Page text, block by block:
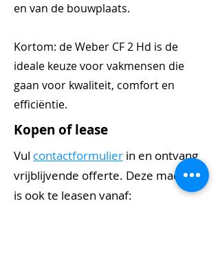
en van de bouwplaats.
Kortom: de Weber CF 2 Hd is de
ideale keuze voor vakmensen die
gaan voor kwaliteit, comfort en
efficiëntie.
Kopen of lease
Vul contactformulier in en ontvang
vrijblijvende offerte. Deze machine
is ook te leasen vanaf: